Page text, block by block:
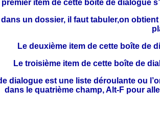
premier item de cette boîte de dialogue
un dossier, il faut tabuler,on
Le deuxième item de cette boîte de
Le troisième item de cette boîte de
dialogue est une liste déroulante ou
dans le quatrième champ, Alt-F pour